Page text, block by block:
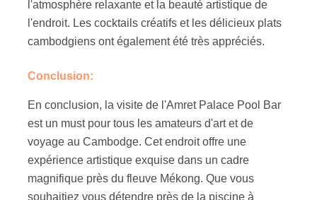
l'atmosphère relaxante et la beauté artistique de
l'endroit. Les cocktails créatifs et les délicieux plats
cambodgiens ont également été très appréciés.
Conclusion:
En conclusion, la visite de l'Amret Palace Pool Bar
est un must pour tous les amateurs d'art et de
voyage au Cambodge. Cet endroit offre une
expérience artistique exquise dans un cadre
magnifique près du fleuve Mékong. Que vous
souhaitiez vous détendre près de la piscine à